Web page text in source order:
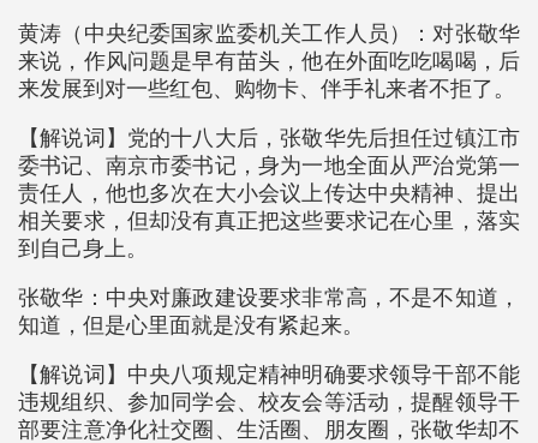
黄涛（中央纪委国家监委机关工作人员）：对张敬华
来说，作风问题是早有苗头，他在外面吃吃喝喝，后
来发展到对一些红包、购物卡、伴手礼来者不拒了。
【解说词】党的十八大后，张敬华先后担任过镇江市
委书记、南京市委书记，身为一地全面从严治党第一
责任人，他也多次在大小会议上传达中央精神、提出
相关要求，但却没有真正把这些要求记在心里，落实
到自己身上。
张敬华：中央对廉政建设要求非常高，不是不知道，
知道，但是心里面就是没有紧起来。
【解说词】中央八项规定精神明确要求领导干部不能
违规组织、参加同学会、校友会等活动，提醒领导干
部要注意净化社交圈、生活圈、朋友圈，张敬华却不